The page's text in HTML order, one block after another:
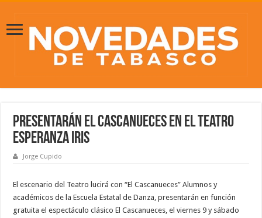
Presentarán El Cascanueces en el Teatro
Esperanza Iris
Jorge Cupido
El escenario del Teatro lucirá con “El Cascanueces” Alumnos y
académicos de la Escuela Estatal de Danza, presentarán en función
gratuita el espectáculo clásico El Cascanueces, el viernes 9 y sábado